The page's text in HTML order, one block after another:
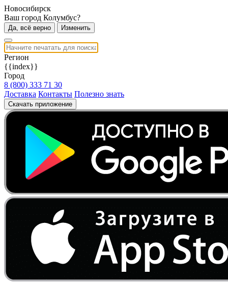
Новосибирск
Ваш город Колумбус?
Да, всё верно Изменить
Регион
{{index}}
Город
8 (800) 333 71 30
Доставка Контакты Полезно знать
Скачать приложение